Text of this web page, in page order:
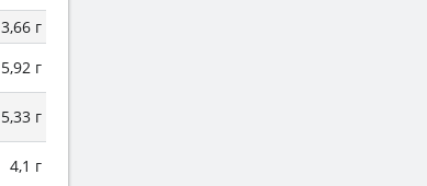
3,66 г
5,92 г
5,33 г
4,1 г